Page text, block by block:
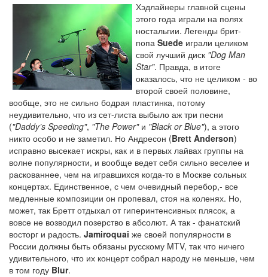
Хэдлайнеры главной сцены
этого года играли на полях
ностальгии. Легенды брит-
попа Suede играли целиком
свой лучший диск "Dog Man
Star". Правда, в итоге
оказалось, что не целиком - во
второй своей половине,
вообще, это не сильно бодрая пластинка, потому
неудивительно, что из сет-листа выбыло аж три песни
("Daddy’s Speeding", "The Power"и "Black or Blue"), а этого
никто особо и не заметил. Но Андресон (Brett Anderson)
исправно высекает искры, как и в первых лайвах группы на
волне популярности, и вообще ведет себя сильно веселее и
раскованнее, чем на игравшихся когда-то в Москве сольных
концертах. Единственное, с чем очевидный перебор,- все
медленные композиции он пропевал, стоя на коленях. Но,
может, так Бретт отдыхал от гиперинтенсивных плясок, а
вовсе не возводил позерство в абсолют. А так - фанатский
восторг и радость. Jamiroquai же своей популярности в
России должны быть обязаны русскому MTV, так что ничего
удивительного, что их концерт собрал народу не меньше, чем
в том году Blur.